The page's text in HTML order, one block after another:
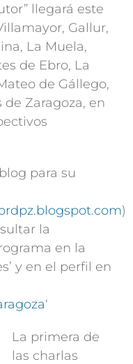
llegará este
Gallur,
La Muela,
de Ebro, La
de Gállego,
de Zaragoza, en
para su
)
la
en la
y en el perfil en
‘
La primera de
las charlas